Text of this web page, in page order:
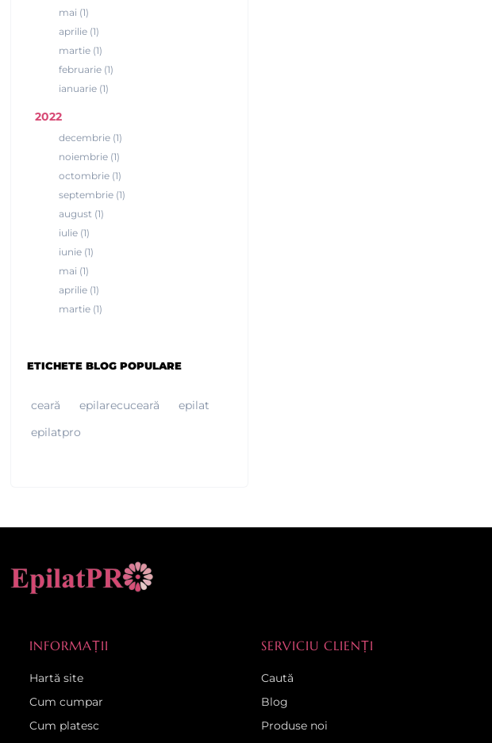
mai (1)
aprilie (1)
martie (1)
februarie (1)
ianuarie (1)
2022
decembrie (1)
noiembrie (1)
octombrie (1)
septembrie (1)
august (1)
iulie (1)
iunie (1)
mai (1)
aprilie (1)
martie (1)
ETICHETE BLOG POPULARE
ceară epilarecuceară
epilat
epilatpro
INFORMAȚII
Hartă site
Cum cumpar
Cum platesc
SERVICIU CLIENȚI
Caută
Blog
Produse noi